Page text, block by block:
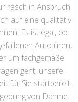
rasch in Anspruch
auf eine qualitativ
Es ist egal, ob
Autotüren,
um fachgemäße
geht, unsere
für Sie startbereit.
von Dahme